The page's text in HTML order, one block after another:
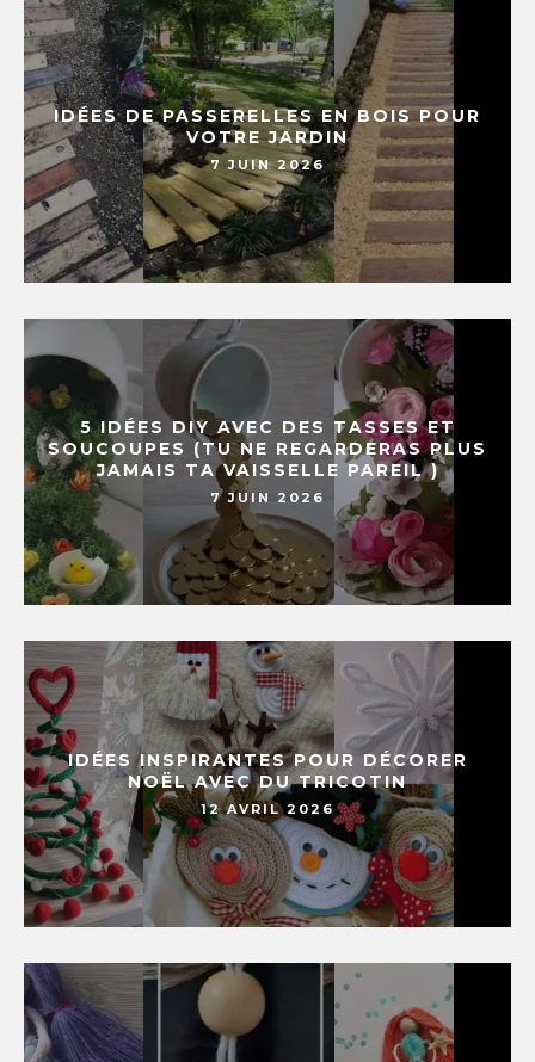
IDÉES DE PASSERELLES EN BOIS POUR
VOTRE JARDIN
7 JUIN 2026
5 IDÉES DIY AVEC DES TASSES ET
SOUCOUPES (TU NE REGARDERAS PLUS
JAMAIS TA VAISSELLE PAREIL )
7 JUIN 2026
IDÉES INSPIRANTES POUR DÉCORER
NOËL AVEC DU TRICOTIN
12 AVRIL 2026